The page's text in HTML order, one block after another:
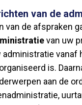
van de
van de afspraken
van uw
administratie vanaf
is.
aan de